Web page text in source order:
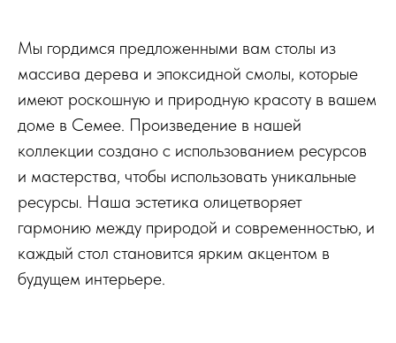
Мы гордимся предложенными вам столы из
массива дерева и эпоксидной смолы, которые
имеют роскошную и природную красоту в вашем
доме в Семее. Произведение в нашей
коллекции создано с использованием ресурсов
и мастерства, чтобы использовать уникальные
ресурсы. Наша эстетика олицетворяет
гармонию между природой и современностью, и
каждый стол становится ярким акцентом в
будущем интерьере.